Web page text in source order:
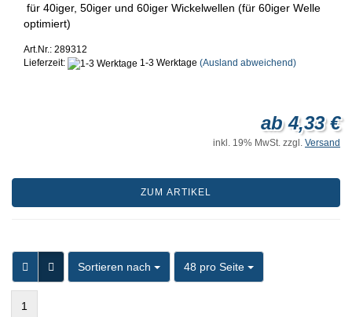
für 40iger, 50iger und 60iger Wickelwellen (für 60iger Welle
optimiert)
Art.Nr.: 289312
Lieferzeit:
1-3 Werktage (Ausland abweichend)
ab 4,33 €
inkl. 19% MwSt. zzgl. Versand
ZUM ARTIKEL
Sortieren nach
Sortieren nach 48 pro Seite
pro Seite
1